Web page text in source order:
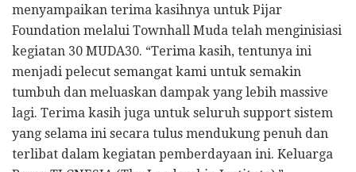
menyampaikan terima kasihnya untuk Pijar
Foundation melalui Townhall Muda telah menginisiasi
kegiatan 30 MUDA30. “Terima kasih, tentunya ini
menjadi pelecut semangat kami untuk semakin
tumbuh dan meluaskan dampak yang lebih massive
lagi. Terima kasih juga untuk seluruh support sistem
yang selama ini secara tulus mendukung penuh dan
terlibat dalam kegiatan pemberdayaan ini. Keluarga